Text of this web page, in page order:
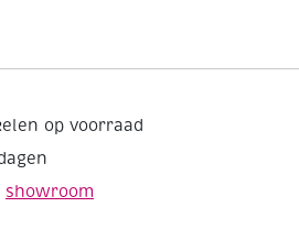
op voorraad
showroom